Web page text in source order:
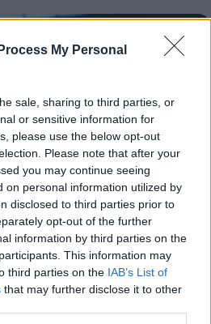
My Personal
sale, sharing to third parties, or
or sensitive information for
please use the below opt-out
Please note that after your
you may continue seeing
on personal information utilized by
disclosed to third parties prior to
opt-out of the further
information by third parties on the
This information may
third parties on the IAB’s List of
that may further disclose it to other
Αντετοκούνμπο για τον